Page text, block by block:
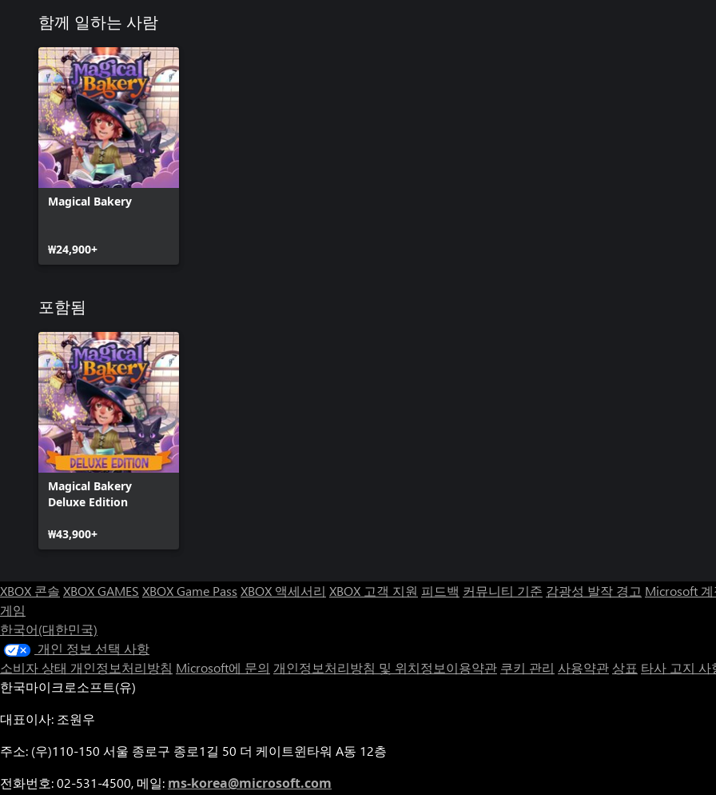
함께 일하는 사람
Magical Bakery
₩24,900+
포함됨
Magical Bakery
Deluxe Edition
₩43,900+
XBOX 콘솔 XBOX GAMES XBOX Game Pass XBOX 액세서리 XBOX 고객 지원 피드백 커뮤니티 기준 감광성 발작 경고 Microsoft
게임
한국어(대한민국)
개인 정보 선택 사항
소비자 상태 개인정보처리방침 Microsoft에 문의 개인정보처리방침 및 위치정보이용약관 쿠키 관리 사용약관 상표 타사 고지 사
한국마이크로소프트(유)
대표이사: 조원우
주소: (우)110-150 서울 종로구 종로1길 50 더 케이트윈타워 A동 12층
전화번호: 02-531-4500, 메일: ms-korea@microsoft.com